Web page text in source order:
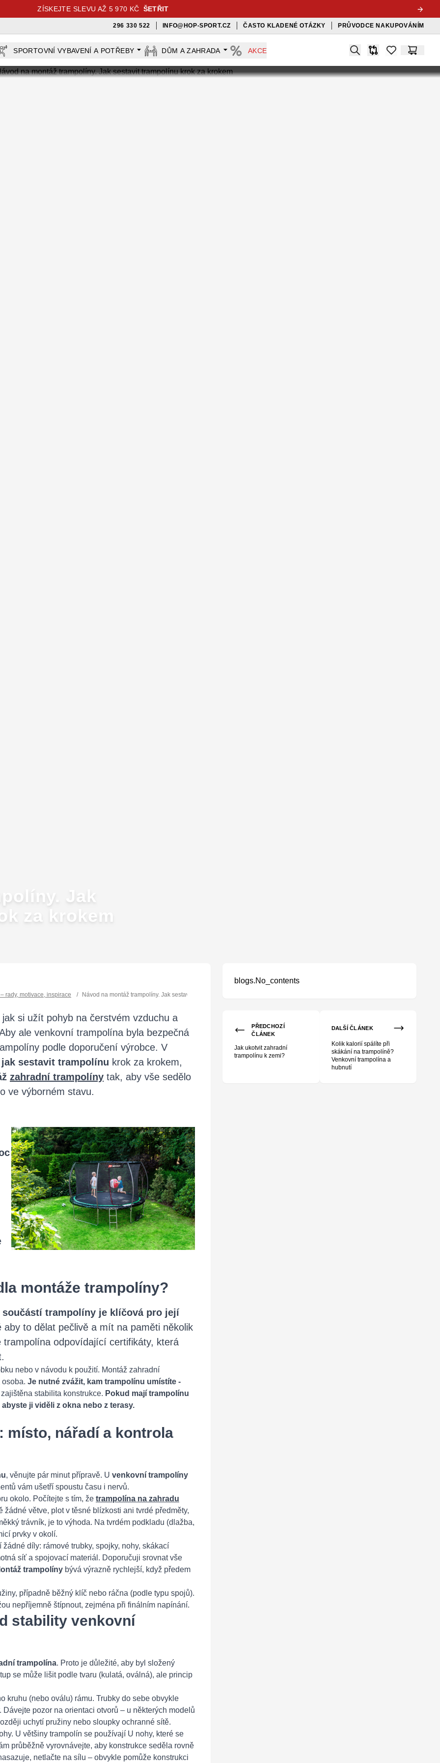
ZÍSKEJTE SLEVU AŽ 5 970 KČ ŠETŘIT
296 330 522 INFO@HOP-SPORT.CZ ČASTO KLADENÉ OTÁZKY PRŮVODCE NAKUPOVÁNÍM
SPORTOVNÍ VYBAVENÍ A POTŘEBY DŮM A ZAHRADA AKCE Search
Srovnávačitems inKošík
Jak
za krokem
rady, motivace, inspirace / Návod na montáž trampolíny. Jak sestavit trampolínu krok za krokem
si užít pohyb na čerstvém vzduchu a
ale venkovní trampolína byla bezpečná
podle doporučení výrobce. V
sestavit trampolínu krok za krokem,
zahradní trampolíny tak, aby vše sedělo
ve výborném stavu.
montáže trampolíny?
součástí trampolíny je klíčová pro její
to dělat pečlivě a mít na paměti několik
odpovídající certifikáty, která
nebo v návodu k použití. Montáž zahradní
Je nutné zvážit, kam trampolínu umístíte -
stabilita konstrukce. Pokud mají trampolínu
ji viděli z okna nebo z terasy.
místo, nářadí a kontrola
, věnujte pár minut přípravě. U venkovní trampolíny
vám ušetří spoustu času i nervů.
okolo. Počítejte s tím, že trampolína na zahradu
větve, plot v těsné blízkosti ani tvrdé předměty,
trávník, je to výhoda. Na tvrdém podkladu (dlažba,
prvky v okolí.
díly: rámové trubky, spojky, nohy, skákací
síť a spojovací materiál. Doporučuji srovnat vše
trampolíny bývá výrazně rychlejší, když předem
případně běžný klíč nebo ráčna (podle typu spojů).
nepříjemně štípnout, zejména při finálním napínání.
stability venkovní
trampolína. Proto je důležité, aby byl složený
se může lišit podle tvaru (kulatá, oválná), ale princip
kruhu (nebo oválu) rámu. Trubky do sebe obvykle
pozor na orientaci otvorů – u některých modelů
uchytí pružiny nebo sloupky ochranné sítě.
U většiny trampolín se používají U nohy, které se
průběžně vyrovnávejte, aby konstrukce seděla rovně
netlačte na sílu – obvykle pomůže konstrukci
blogs.No_contents
PŘEDCHOZÍ
ČLÁNEK
Jak ukotvit zahradní
trampolínu k zemi?
DALŠÍ ČLÁNEK
Kolik kalorií spálíte při
skákání na trampolíně?
Venkovní trampolína a
hubnutí